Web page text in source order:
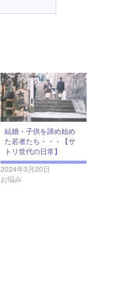
結婚・子供を諦め始め
た若者たち・・・【サ
トリ世代の日常】
2024年3月20日
お悩み